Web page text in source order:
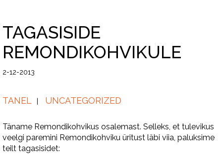
TAGASISIDE
REMONDIKOHVIKULE
2-12-2013
TANEL UNCATEGORIZED
Täname Remondikohvikus osalemast. Selleks, et tulevikus
veelgi paremini Remondikohviku üritust läbi viia, paluksime
teilt tagasisidet: